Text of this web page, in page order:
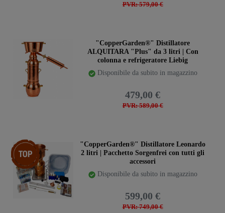
PVR: 579,00 €
"CopperGarden®" Distillatore
ALQUITARA "Plus" da 3 litri | Con
colonna e refrigeratore Liebig
Disponibile da subito in magazzino
PVR: 589,00 €
479,00 €
Ceres::Template.storeSpecialTop"CopperGarden®" Distillatore Leonardo
2 litri | Pacchetto Sorgenfrei con tutti gli
accessori
Disponibile da subito in magazzino
PVR: 749,00 €
599,00 €